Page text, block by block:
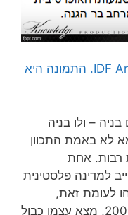
[מקור התמונה המקורית: IDF Archives. התמונה היא
– ולו בניה
לא באמת התכוון
רבות. אחת
למדינה פלסטינית
לעומת זאת,
במיוחד בתקופת שלטונו שלאחר 2008, מצא עצמו כבול